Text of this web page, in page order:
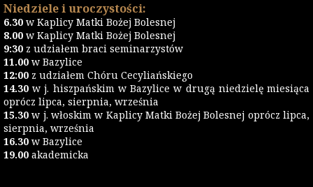
Niedziele i uroczystości:
6.30 w Kaplicy Matki Bożej Bolesnej
8.00 w Kaplicy Matki Bożej Bolesnej
9:30 z udziałem braci seminarzystów
11.00 w Bazylice
12:00 z udziałem Chóru Cecyliańskiego
14.30 w j. hiszpańskim w Bazylice w drugą niedzielę miesiąca
oprócz lipca, sierpnia, września
15.30 w j. włoskim w Kaplicy Matki Bożej Bolesnej oprócz lipca,
sierpnia, września
16.30 w Bazylice
19.00 akademicka